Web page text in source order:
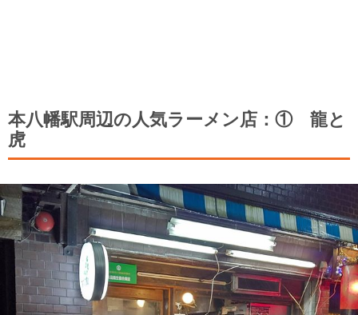
本八幡駅周辺の人気ラーメン店：① 龍と
虎